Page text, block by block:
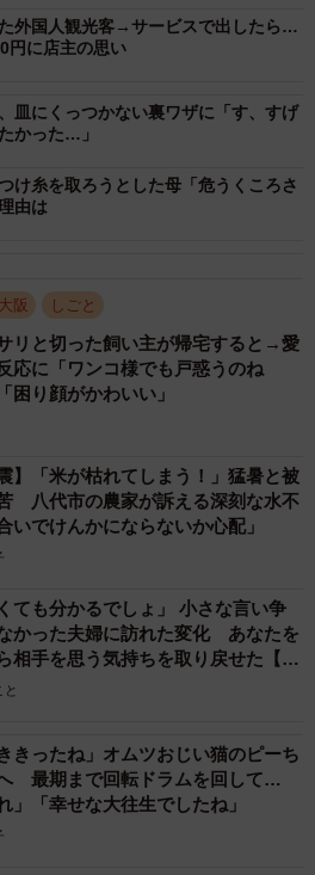
っていましたが、10年ほど前か
を並行して取り扱うようにな
99％。オンラインでの販売も行
客がいます。
施設で暮らす若者に着てもらお
かんだのは、11月24日深夜。
それに加え、最近、とある企業
が必須だ”の言葉に感銘を受けて、
な、と考えるようになっ
ままのレンタル用の振袖が役に
いついたのです」
外国人観光客→サービスで出したら…
円に店主の思い
皿にくっつかない裏ワザに「す、すげ
かった…」
け糸を取ろうとした母「危うくころさ
由は
大阪 しごと
リと切った飼い主が帰宅すると→愛
応に「ワンコ様でも戸惑うのね
困り顔がかわいい」
】「米が枯れてしまう！」猛暑と被
八代市の農家が訴える深刻な水不
いでけんかにならないか心配」
ても分かるでしょ」 小さな言い争
かった夫婦に訪れた変化 あなたを
相手を思う気持ちを取り戻せた【漫
と
きったね」オムツおじい猫のピーち
最期まで回転ドラムを回して…
」「幸せな大往生でしたね」